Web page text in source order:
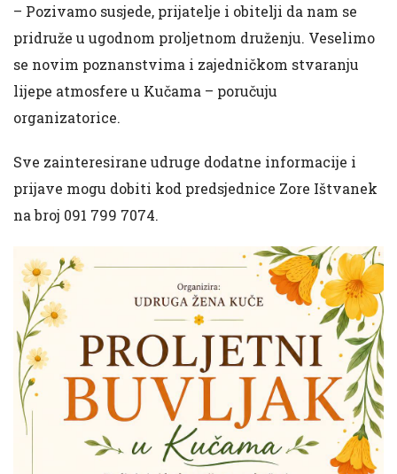
– Pozivamo susjede, prijatelje i obitelji da nam se
pridruže u ugodnom proljetnom druženju. Veselimo
se novim poznanstvima i zajedničkom stvaranju
lijepe atmosfere u Kučama – poručuju
organizatorice.
Sve zainteresirane udruge dodatne informacije i
prijave mogu dobiti kod predsjednice Zore Ištvanek
na broj 091 799 7074.